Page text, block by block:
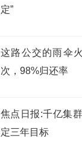
定”
这路公交的雨伞
次，98%归还率
焦点日报:千亿集
定三年目标